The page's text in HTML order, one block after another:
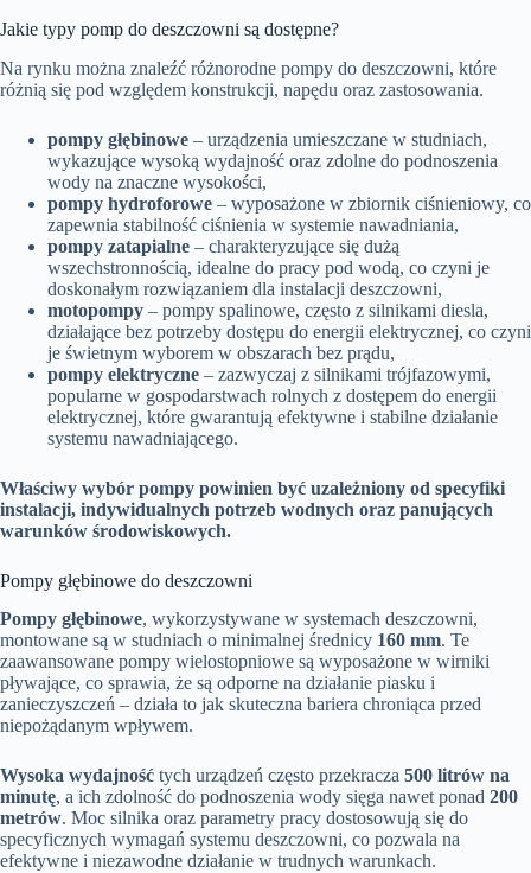
Jakie typy pomp do deszczowni są dostępne?
Na rynku można znaleźć różnorodne pompy do deszczowni, które
różnią się pod względem konstrukcji, napędu oraz zastosowania.
pompy głębinowe – urządzenia umieszczane w studniach,
wykazujące wysoką wydajność oraz zdolne do podnoszenia
wody na znaczne wysokości,
pompy hydroforowe – wyposażone w zbiornik ciśnieniowy, co
zapewnia stabilność ciśnienia w systemie nawadniania,
pompy zatapialne – charakteryzujące się dużą
wszechstronnością, idealne do pracy pod wodą, co czyni je
doskonałym rozwiązaniem dla instalacji deszczowni,
motopompy – pompy spalinowe, często z silnikami diesla,
działające bez potrzeby dostępu do energii elektrycznej, co czyni
je świetnym wyborem w obszarach bez prądu,
pompy elektryczne – zazwyczaj z silnikami trójfazowymi,
popularne w gospodarstwach rolnych z dostępem do energii
elektrycznej, które gwarantują efektywne i stabilne działanie
systemu nawadniającego.
Właściwy wybór pompy powinien być uzależniony od specyfiki
instalacji, indywidualnych potrzeb wodnych oraz panujących
warunków środowiskowych.
Pompy głębinowe do deszczowni
Pompy głębinowe, wykorzystywane w systemach deszczowni,
montowane są w studniach o minimalnej średnicy 160 mm. Te
zaawansowane pompy wielostopniowe są wyposażone w wirniki
pływające, co sprawia, że są odporne na działanie piasku i
zanieczyszczeń – działa to jak skuteczna bariera chroniąca przed
niepożądanym wpływem.
Wysoka wydajność tych urządzeń często przekracza 500 litrów na
minutę, a ich zdolność do podnoszenia wody sięga nawet ponad 200
metrów. Moc silnika oraz parametry pracy dostosowują się do
specyficznych wymagań systemu deszczowni, co pozwala na
efektywne i niezawodne działanie w trudnych warunkach.